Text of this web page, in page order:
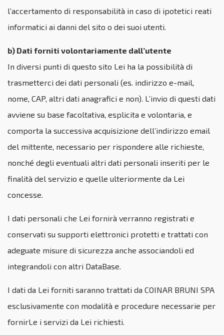
l’accertamento di responsabilità in caso di ipotetici reati
informatici ai danni del sito o dei suoi utenti.
b) Dati forniti volontariamente dall’utente
In diversi punti di questo sito Lei ha la possibilità di
trasmetterci dei dati personali (es. indirizzo e-mail,
nome, CAP, altri dati anagrafici e non). L’invio di questi dati
avviene su base facoltativa, esplicita e volontaria, e
comporta la successiva acquisizione dell’indirizzo email
del mittente, necessario per rispondere alle richieste,
nonché degli eventuali altri dati personali inseriti per le
finalità del servizio e quelle ulteriormente da Lei
concesse.
I dati personali che Lei fornirà verranno registrati e
conservati su supporti elettronici protetti e trattati con
adeguate misure di sicurezza anche associandoli ed
integrandoli con altri DataBase.
I dati da Lei forniti saranno trattati da COINAR BRUNI SPA
esclusivamente con modalità e procedure necessarie per
fornirLe i servizi da Lei richiesti.